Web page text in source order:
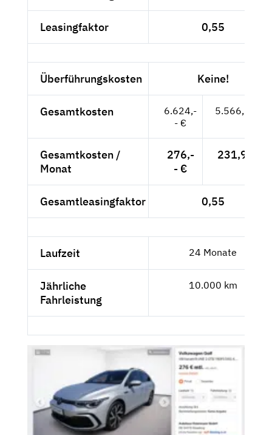
Leasingfaktor 0,55
Überführungskosten Keine!
Gesamtkosten
6.624,-
- €
5.566,39 €
Gesamtkosten /
Monat
276,-
- €
231,93 €
Gesamtleasingfaktor 0,55
Laufzeit 24 Monate
Jährliche
Fahrleistung
10.000 km